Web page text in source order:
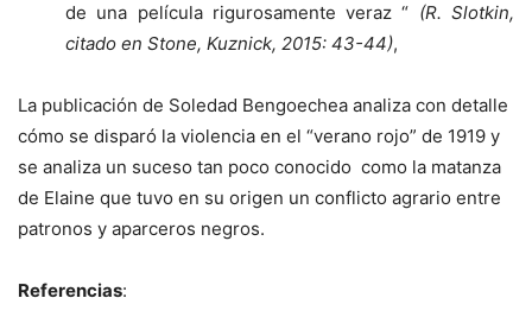
de una película rigurosamente veraz “ (R. Slotkin,
citado en Stone, Kuznick, 2015: 43-44),
La publicación de Soledad Bengoechea analiza con detalle
cómo se disparó la violencia en el “verano rojo” de 1919 y
se analiza un suceso tan poco conocido como la matanza
de Elaine que tuvo en su origen un conflicto agrario entre
patronos y aparceros negros.
Referencias: